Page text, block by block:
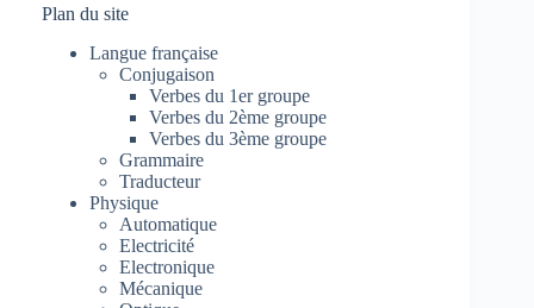
Plan du site
Langue française
Conjugaison
Verbes du 1er groupe
Verbes du 2ème groupe
Verbes du 3ème groupe
Grammaire
Traducteur
Physique
Automatique
Electricité
Electronique
Mécanique